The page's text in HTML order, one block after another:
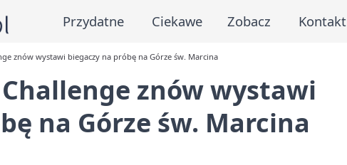
Przydatne Ciekawe Zobacz Kontakt
znów wystawi biegaczy na próbę na Górze św. Marcina
znów wystawi
na Górze św. Marcina